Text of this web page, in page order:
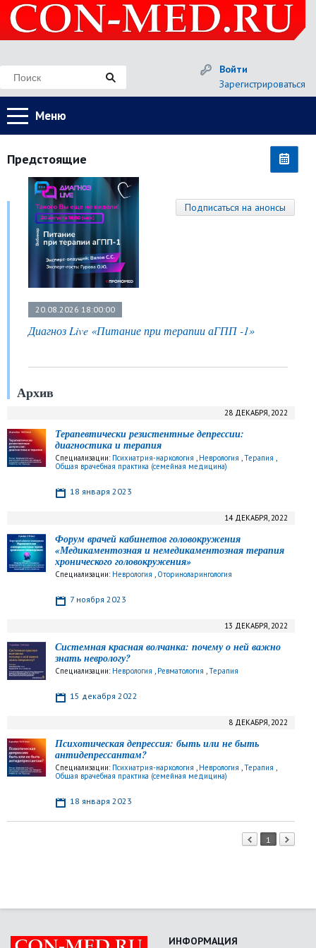
Войти
Зарегистрироваться
Меню
Предстоящие
20.08.2026 18:00:00
Диагноз Live «Питание при терапии аГПП -1»
Подписаться на анонсы
Архив
28 ДЕКАБРЯ, 2022
Терапевтически резистентные депрессии:
диагностика и терапия
Специализации: Психиатрия-наркология , Неврология ,Терапия ,
Общая врачебная практика (семейная медицина)
18 января 2023
14 ДЕКАБРЯ, 2022
Форум врачей кабинетов головокружения
«Медикаментозная и немедикаментозная терапия
хронического головокружения»
Специализации: Неврология , Оториноларингология
7 ноября 2023
13 ДЕКАБРЯ, 2022
Системная красная волчанка: почему о ней важно
знать неврологу?
Специализации: Неврология , Ревматология ,Терапия
15 декабря 2022
8 ДЕКАБРЯ, 2022
Психотическая депрессия: быть или не быть
антидепрессантам?
Специализации: Психиатрия-наркология , Неврология ,Терапия ,
Общая врачебная практика (семейная медицина)
18 января 2023
1
ИНФОРМАЦИЯ